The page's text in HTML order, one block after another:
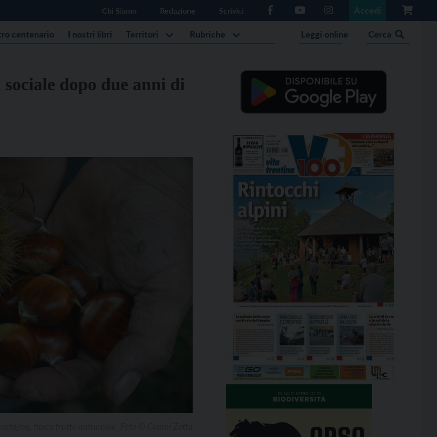
Chi Siamo Redazione Scrivici Accedi
centenario I nostri libri Territori Rubriche Leggi online Cerca
dopo due anni di